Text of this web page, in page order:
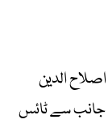
الدین
جانب سے ٹائس